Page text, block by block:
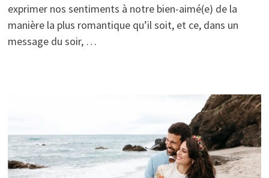
exprimer nos sentiments à notre bien-aimé(e) de la
manière la plus romantique qu’il soit, et ce, dans un
message du soir, …